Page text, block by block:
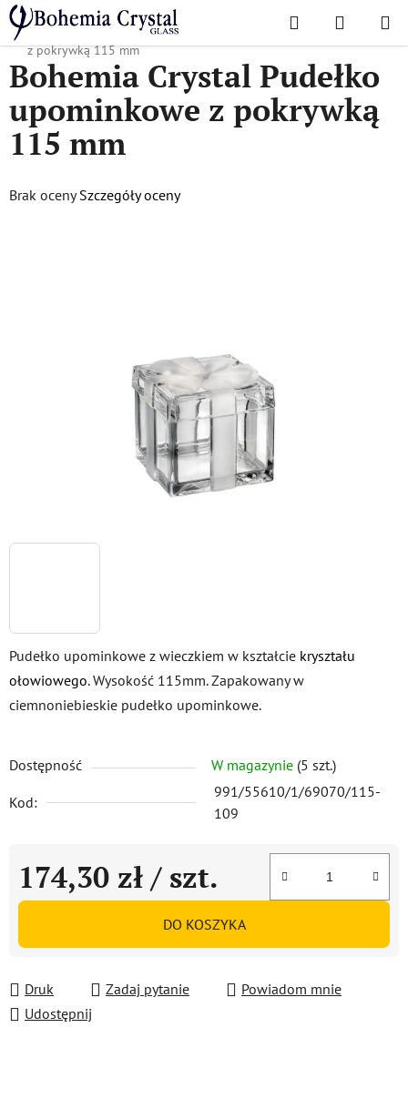
Przejść
do
treści
Szukaj KOSZYK
Home
/ Akcesoria / Akcesoria / Bohemia Crystal Pudełko upominkowe
z pokrywką 115 mm
Pudełko upominkowe z wieczkiem w kształcie kryształu
ołowiowego. Wysokość 115mm. Zapakowany w
ciemnoniebieskie pudełko upominkowe.
Dostępność W magazynie (5 szt.)
Kod:
991/55610/1/69070/115-
109
174,30 zł / szt.
Cena jednostkowa:
DO KOSZYKA
Druk Zadaj pytanie
Powiadom mnie
Udostępnij
Bohemia Crystal Pudełko
upominkowe z pokrywką
115 mm
Średnia
Brak oceny Szczegóły oceny